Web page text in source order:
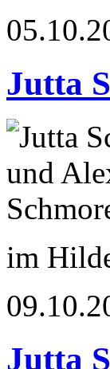
Jutta
im
Jutta